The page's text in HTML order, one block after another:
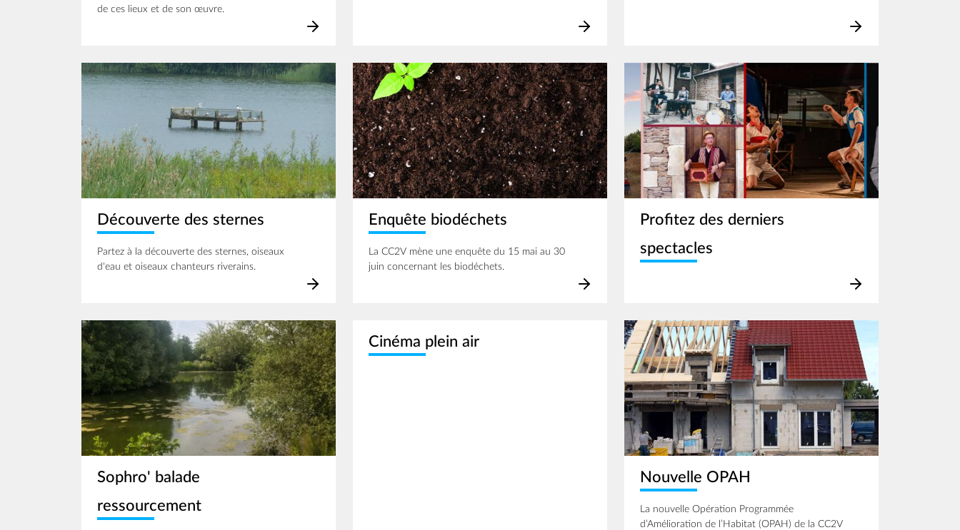
de ces lieux et de son œuvre.
Image
Découverte des sternes
Partez à la découverte des sternes, oiseaux
d'eau et oiseaux chanteurs riverains.
Image
Enquête biodéchets
La CC2V mène une enquête du 15 mai au 30
juin concernant les biodéchets.
Image
Profitez des derniers
spectacles
Image
Sophro' balade
ressourcement
Cinéma plein air
Image
Nouvelle OPAH
La nouvelle Opération Programmée
d’Amélioration de l’Habitat (OPAH) de la CC2V